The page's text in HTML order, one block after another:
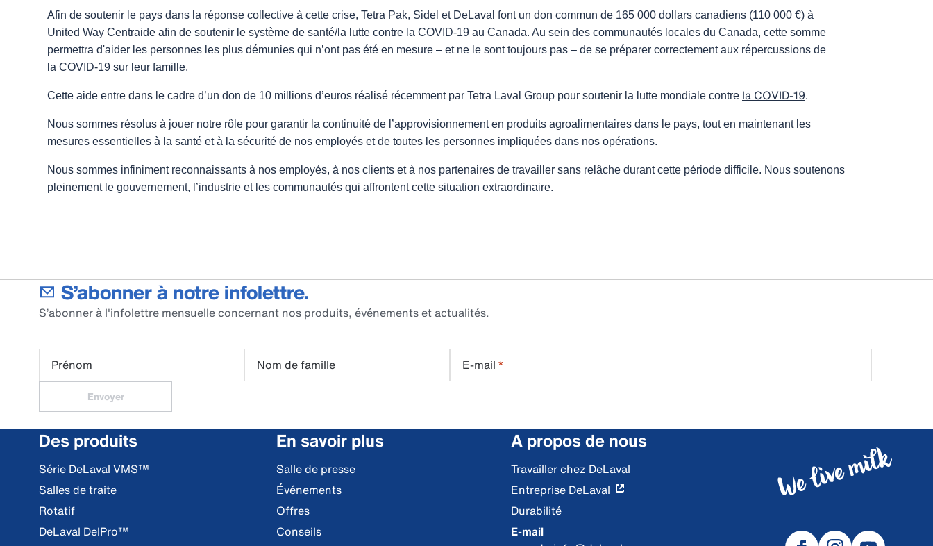
Afin de soutenir le pays dans la réponse collective à cette crise, Tetra Pak, Sidel et DeLaval font un don commun de 165 000 dollars canadiens (110 000 €) à
United Way Centraide afin de soutenir le système de santé/la lutte contre la COVID-19 au Canada. Au sein des communautés locales du Canada, cette somme
permettra d'aider les personnes les plus démunies qui n’ont pas été en mesure – et ne le sont toujours pas – de se préparer correctement aux répercussions de
la COVID-19 sur leur famille.
Cette aide entre dans le cadre d’un don de 10 millions d’euros réalisé récemment par Tetra Laval Group pour soutenir la lutte mondiale contre la COVID-19.
Nous sommes résolus à jouer notre rôle pour garantir la continuité de l’approvisionnement en produits agroalimentaires dans le pays, tout en maintenant les
mesures essentielles à la santé et à la sécurité de nos employés et de toutes les personnes impliquées dans nos opérations.
Nous sommes infiniment reconnaissants à nos employés, à nos clients et à nos partenaires de travailler sans relâche durant cette période difficile. Nous soutenons
pleinement le gouvernement, l’industrie et les communautés qui affrontent cette situation extraordinaire.
S’abonner à notre infolettre.
S’abonner à l'infolettre mensuelle concernant nos produits, événements et actualités.
Prénom Nom de famille E-mail *
Envoyer
Des produits
Série DeLaval VMS™
Salles de traite
Rotatif
DeLaval DelPro™
En savoir plus
Salle de presse
Événements
Offres
Conseils
A propos de nous
Travailler chez DeLaval
Entreprise DeLaval
Durabilité
E-mail